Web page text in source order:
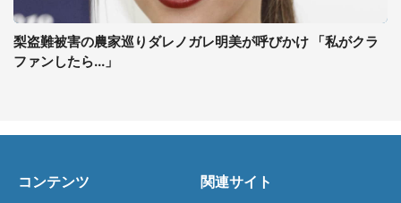
梨盗難被害の農家巡りダレノガレ明美が呼びかけ 「私がクラ
ファンしたら...」
コンテンツ 関連サイト